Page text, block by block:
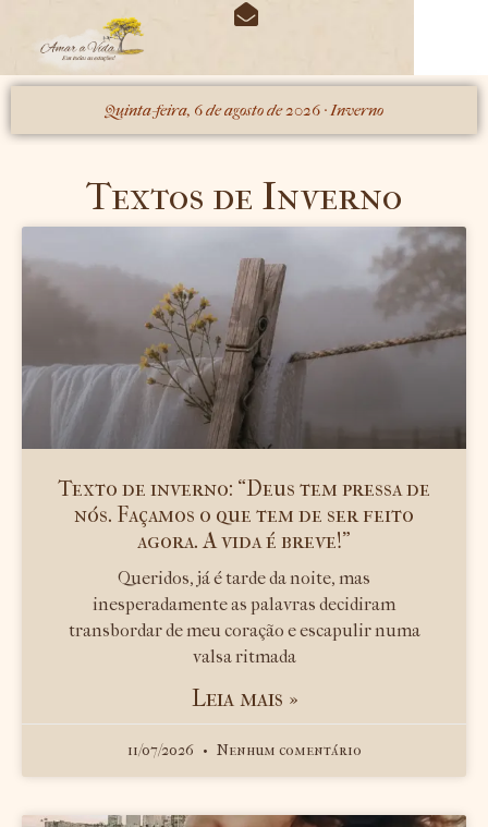
Quinta-feira, 6 de agosto de 2026 · Inverno
Textos de Inverno
Texto de inverno: “Deus tem pressa de
nós. Façamos o que tem de ser feito
agora. A vida é breve!”
Queridos, já é tarde da noite, mas
inesperadamente as palavras decidiram
transbordar de meu coração e escapulir numa
valsa ritmada
Leia mais »
11/07/2026 Nenhum comentário